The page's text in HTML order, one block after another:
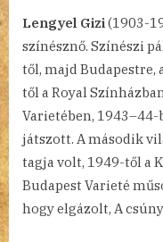
Lengyel Gizi(1903-
színésznő. Színészi
től, majd Budapestre,
től a Royal
Varietében,
játszott. A második
tagja volt, 1949-től a
Budapest Varieté
hogy elgázolt, A